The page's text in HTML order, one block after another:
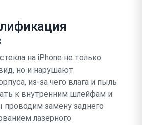
на iPhone не только
но и нарушают
из-за чего влага и пыль
к внутренним шлейфам и
проводим замену заднего
лазерного